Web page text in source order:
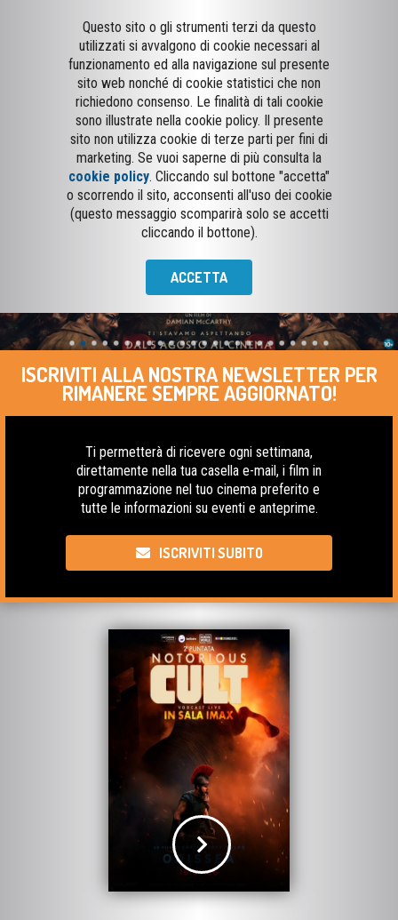
Questo sito o gli strumenti terzi da questo
utilizzati si avvalgono di cookie necessari al
funzionamento ed alla navigazione sul presente
sito web nonché di cookie statistici che non
richiedono consenso. Le finalità di tali cookie
sono illustrate nella cookie policy. Il presente
sito non utilizza cookie di terze parti per fini di
marketing. Se vuoi saperne di più consulta la
cookie policy. Cliccando sul bottone "accetta"
o scorrendo il sito, acconsenti all'uso dei cookie
(questo messaggio scomparirà solo se accetti
cliccando il bottone).
ACCETTA
ISCRIVITI ALLA NOSTRA NEWSLETTER PER
RIMANERE SEMPRE AGGIORNATO!
Ti permetterà di ricevere ogni settimana,
direttamente nella tua casella e-mail, i film in
programmazione nel tuo cinema preferito e
tutte le informazioni su eventi e anteprime.
ISCRIVITI SUBITO